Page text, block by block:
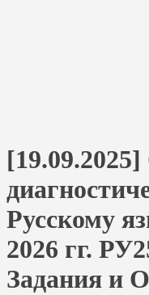
Русскому
2026 гг.
Задания и